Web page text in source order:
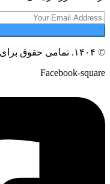
© ۱۴۰۴. تمامی حقوق برای موسسه کتاب محفوظ است.
Facebook-square